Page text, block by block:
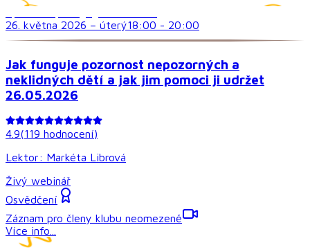
26. května 2026 – úterý18:00 - 20:00
Jak funguje pozornost nepozorných a
neklidných dětí a jak jim pomoci ji udržet
26.05.2026
4.9(119 hodnocení)
Lektor: Markéta Librová
Živý webinář
Osvědčení
Záznam pro členy klubu neomezeně
Více info...